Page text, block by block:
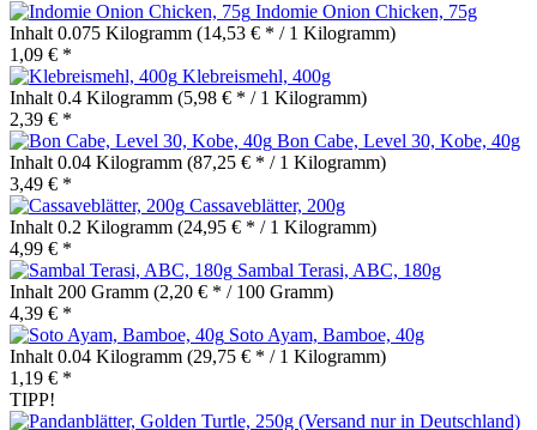
Indomie Onion Chicken, 75g
Inhalt 0.075 Kilogramm (14,53 € * / 1 Kilogramm)
1,09 € *
Klebreismehl, 400g
Inhalt 0.4 Kilogramm (5,98 € * / 1 Kilogramm)
2,39 € *
Bon Cabe, Level 30, Kobe, 40g
Inhalt 0.04 Kilogramm (87,25 € * / 1 Kilogramm)
3,49 € *
Cassaveblätter, 200g
Inhalt 0.2 Kilogramm (24,95 € * / 1 Kilogramm)
4,99 € *
Sambal Terasi, ABC, 180g
Inhalt 200 Gramm (2,20 € * / 100 Gramm)
4,39 € *
Soto Ayam, Bamboe, 40g
Inhalt 0.04 Kilogramm (29,75 € * / 1 Kilogramm)
1,19 € *
TIPP!